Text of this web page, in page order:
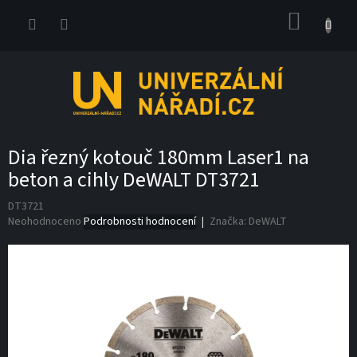
Dia řezný kotouč 180mm Laser1 na
beton a cihly DeWALT DT3721
DT3721
Průměrné
Neohodnoceno Podrobnosti hodnocení Značka: DeWALT